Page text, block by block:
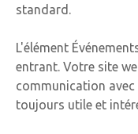
standard.
L'élément
entrant. Votre site
communication
toujours utile et